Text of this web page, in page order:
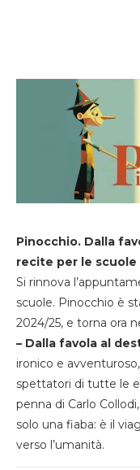
Pinocchio. Dalla
recite per le scuole
Si rinnova
scuole. Pinocchio è
2024/25, e torna ora
– Dalla favola al
ironico e
spettatori di tutte le
penna di Carlo
solo una fiaba: è il
verso l’umanità.